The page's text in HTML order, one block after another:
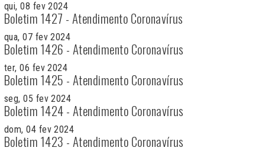
qui, 08 fev 2024
Boletim 1427 - Atendimento Coronavírus
qua, 07 fev 2024
Boletim 1426 - Atendimento Coronavírus
ter, 06 fev 2024
Boletim 1425 - Atendimento Coronavírus
seg, 05 fev 2024
Boletim 1424 - Atendimento Coronavírus
dom, 04 fev 2024
Boletim 1423 - Atendimento Coronavírus